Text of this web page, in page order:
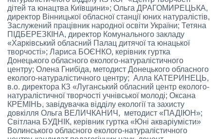
дітей та юнацтва Київщини»; Ольга ДРАГОМИРЕЦЬКА,
директор Вінницької обласної станції юних натуралістів,
Заслужений працівник народної освіти України; Тетяна
ПІДБЕРЕЗКІНА, директор Комунального закладу
«Харківський обласний Палац дитячої та юнацької
творчості»; Лариса БОЄНКО, керівник гуртка
Донецького обласного еколого-натуралістичного
центру; Олена Гнибіда, методист Донецького обласного
еколого-натуралістичного центру; Алла КАТЕРИНЕЦЬ,
в.о. директора КЗ «Луганський обласний центр еколого-
натуралістичної творчості учнівської молоді; Оксана
КРЕМІНЬ, завідувачка відділу екології та захисту
довкілля Ольга ВЕЛИЧКАНИЧ, методист «ПАДІЮН»;
Світлана БУДНІК, керівник гуртка «Юні акваріумісти»
Волинського обласного еколого-натуралістичного